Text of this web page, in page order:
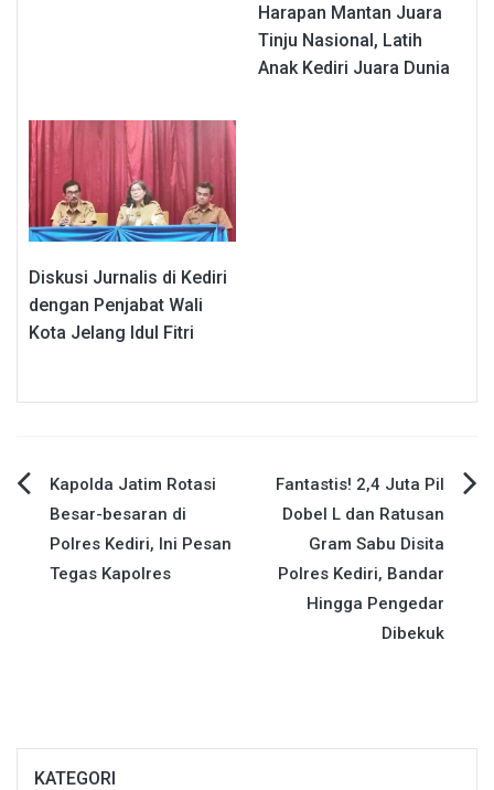
Harapan Mantan Juara
Tinju Nasional, Latih
Anak Kediri Juara Dunia
Diskusi Jurnalis di Kediri
dengan Penjabat Wali
Kota Jelang Idul Fitri
Navigasi
pos
Kapolda Jatim Rotasi
Besar-besaran di
Polres Kediri, Ini Pesan
Tegas Kapolres
Fantastis! 2,4 Juta Pil
Dobel L dan Ratusan
Gram Sabu Disita
Polres Kediri, Bandar
Hingga Pengedar
Dibekuk
KATEGORI